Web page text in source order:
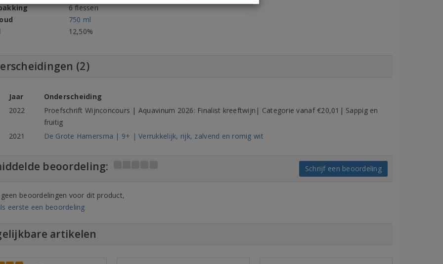
6 flessen
750 ml
12,50%
(2)
Jaar
Onderscheiding
2022
Proefschrift Wijnconcours | Aquavinum 2026: Finalist kreeftwijn| Categorie vanaf €20,01| Sappig en
fruitig
2021
De Grote Hamersma | 9+ | Verrukkelijk, rijk, zalvend en romig wit
beoordeling: Schrijf een beoordeling
geen beoordelingen voor dit product,
eerste een beoordeling
artikelen